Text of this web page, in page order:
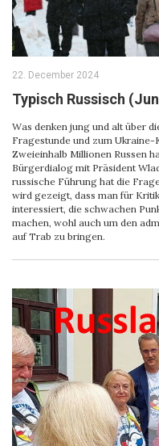
22. December 2024
Typisch Russisch
Was denken jung und alt über
Fragestunde und zum
Zweieinhalb Millionen Russen
Bürgerdialog mit Präsident
russische Führung hat die
wird gezeigt, dass man für
interessiert, die schwachen
machen, wohl auch um den
auf Trab zu bringen.